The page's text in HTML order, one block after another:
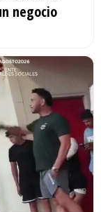
negocio